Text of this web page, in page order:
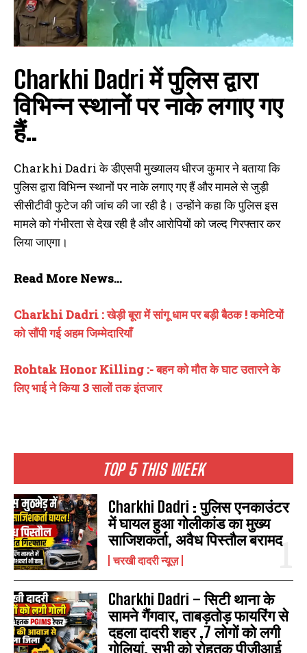
TOP 5 THIS WEEK
Charkhi Dadri : पुलिस एनकाउंटर
में घायल हुआ गोलीकांड का मुख्य
साजिशकर्ता, अवैध पिस्तौल बरामद
चरखी दादरी न्यूज़
Charkhi Dadri – सिटी थाना के
सामने गैंगवार, ताबड़तोड़ फायरिंग से
दहला दादरी शहर ,7 लोगों को लगी
गोलियां, सभी को रोहतक पीजीआई
Charkhi Dadri में पुलिस द्वारा
विभिन्न स्थानों पर नाके लगाए गए
हैं..
Charkhi Dadri के डीएसपी मुख्यालय धीरज कुमार ने बताया कि
पुलिस द्वारा विभिन्न स्थानों पर नाके लगाए गए हैं और मामले से जुड़ी
सीसीटीवी फुटेज की जांच की जा रही है। उन्होंने कहा कि पुलिस इस
मामले को गंभीरता से देख रही है और आरोपियों को जल्द गिरफ्तार कर
लिया जाएगा।
Read More News…
Charkhi Dadri : खेड़ी बूरा में सांगू धाम पर बड़ी बैठक ! कमेटियों
को सौंपी गई अहम जिम्मेदारियाँ
Rohtak Honor Killing :- बहन को मौत के घाट उतारने के
लिए भाई ने किया 3 सालों तक इंतजार